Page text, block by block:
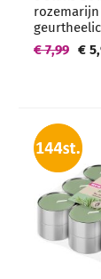
rozemarijn
clear cups
€
€ 7,99